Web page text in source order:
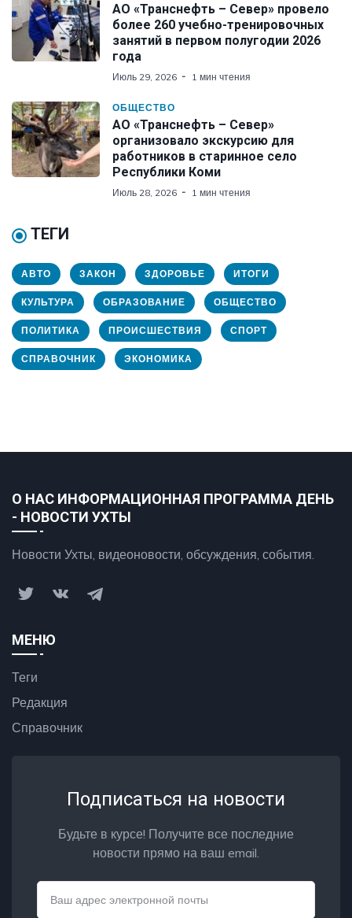
АО «Транснефть – Север» провело
более 260 учебно-тренировочных
занятий в первом полугодии 2026
года
Июль 29, 2026 1 мин чтения
ОБЩЕСТВО
АО «Транснефть – Север»
организовало экскурсию для
работников в старинное село
Республики Коми
Июль 28, 2026 1 мин чтения
ТЕГИ
АВТО ЗАКОН ЗДОРОВЬЕ ИТОГИ
КУЛЬТУРА ОБРАЗОВАНИЕ ОБЩЕСТВО
ПОЛИТИКА ПРОИСШЕСТВИЯ СПОРТ
СПРАВОЧНИК ЭКОНОМИКА
О НАС ИНФОРМАЦИОННАЯ ПРОГРАММА ДЕНЬ
- НОВОСТИ УХТЫ
Новости Ухты, видеоновости, обсуждения, события.
МЕНЮ
Теги
Редакция
Справочник
Подписаться на новости
Будьте в курсе! Получите все последние
новости прямо на ваш email.